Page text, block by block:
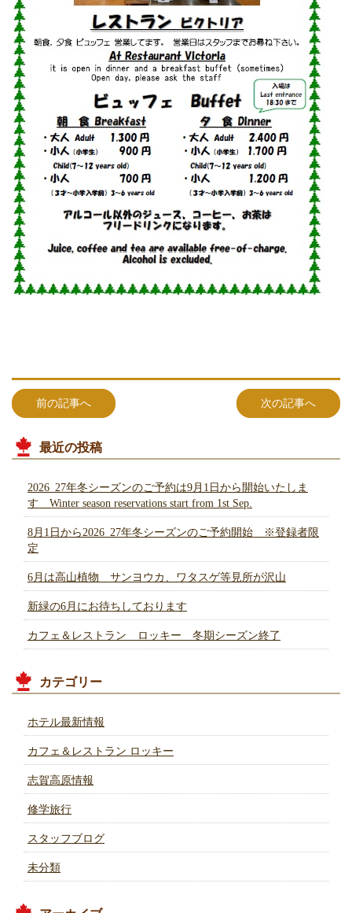
前の記事へ 次の記事へ
最近の投稿
2026_27年冬シーズンのご予約は9月1日から開始いたしま
す Winter season reservations start from 1st Sep.
8月1日から2026_27年冬シーズンのご予約開始 ※登録者限
定
6月は高山植物 サンヨウカ、ワタスゲ等見所が沢山
新緑の6月にお待ちしております
カフェ＆レストラン ロッキー 冬期シーズン終了
カテゴリー
ホテル最新情報
カフェ＆レストラン ロッキー
志賀高原情報
修学旅行
スタッフブログ
未分類